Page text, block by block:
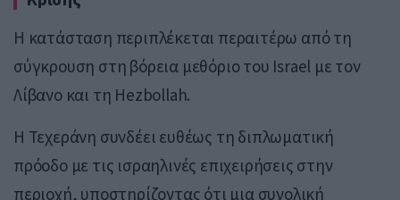
Η κατάσταση περιπλέκεται περαιτέρω από τη
σύγκρουση στη βόρεια μεθόριο του Israel με τον
Λίβανο και τη Hezbollah.
Η Τεχεράνη συνδέει ευθέως τη διπλωματική
πρόοδο με τις ισραηλινές επιχειρήσεις στην
περιοχή, υποστηρίζοντας ότι μια συνολική